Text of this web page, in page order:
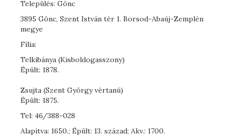
Település: Gönc
3895 Gönc, Szent István tér 1. Borsod-Abaúj-Zemplén
megye
Fília:
Telkibánya (Kisboldogasszony)
Épült: 1878.
Zsujta (Szent György vértanú)
Épült: 1875.
Tel: 46/388-028
Alapítva: 1650.; Épült: 13. század; Akv.: 1700.